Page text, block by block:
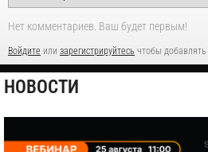
Нет комментариев. Ваш будет первым!
Войдите или зарегистрируйтесь чтобы
НОВОСТИ